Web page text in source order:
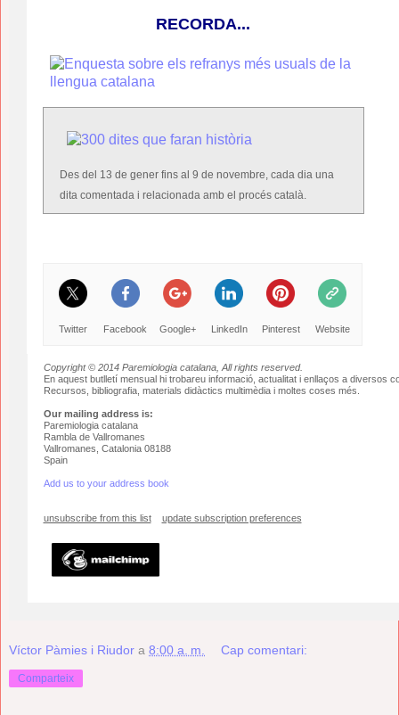
RECORDA...
Des del 13 de gener fins al 9 de novembre, cada dia una
dita comentada i relacionada amb el procés català.
Twitter Facebook Google+ LinkedIn Pinterest Website
Copyright © 2014 Paremiologia catalana, All rights reserved.
En aquest butlletí mensual hi trobareu informació, actualitat i enllaços a diversos
Recursos, bibliografia, materials didàctics multimèdia i moltes coses més.
Our mailing address is:
Paremiologia catalana
Rambla de Vallromanes
Vallromanes Catalonia 08188
Spain
Add us to your address book
unsubscribe from this list update subscription preferences
Víctor Pàmies i Riudor a 8:00 a. m. Cap comentari:
Comparteix